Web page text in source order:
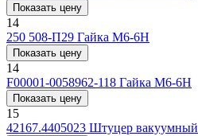
Показать цену
14
250 508-П29 Гайка М6-6H
Показать цену
14
F00001-0058962-118 Гайка М6-6H
Показать цену
15
42167.4405023 Штуцер вакуумный